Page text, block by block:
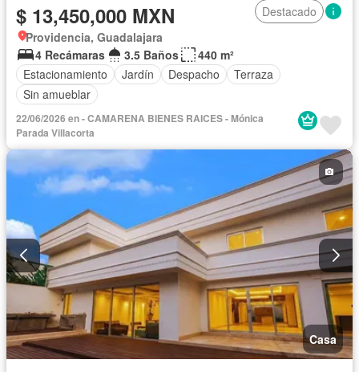
$ 13,450,000 MXN
Destacado
Providencia, Guadalajara
4 Recámaras
3.5 Baños
440 m²
Estacionamiento
Jardín Despacho
Terraza
Sin amueblar
22/06/2026 en - CAMARENA BIENES RAICES - Mónica
Parada Villacorta
Casa